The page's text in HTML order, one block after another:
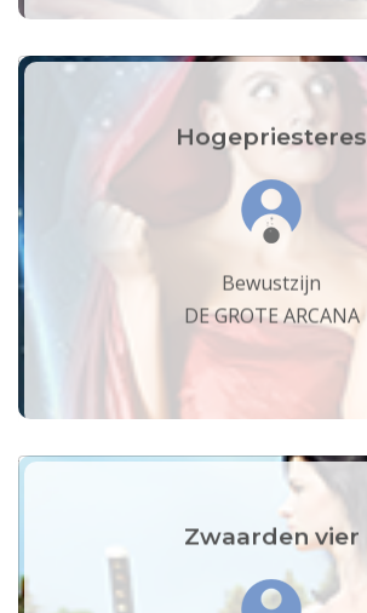
Hogepriesteres
Bewustzijn
DE GROTE ARCANA
Zwaarden vier